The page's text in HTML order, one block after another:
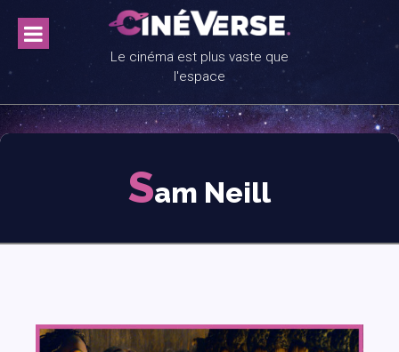
content
Le cinéma est plus vaste que
l'espace
Sam Neill